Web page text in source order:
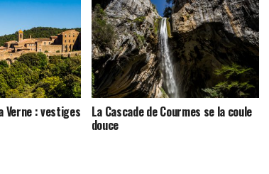
Verne : vestiges La Cascade de Courmes se la coule
douce